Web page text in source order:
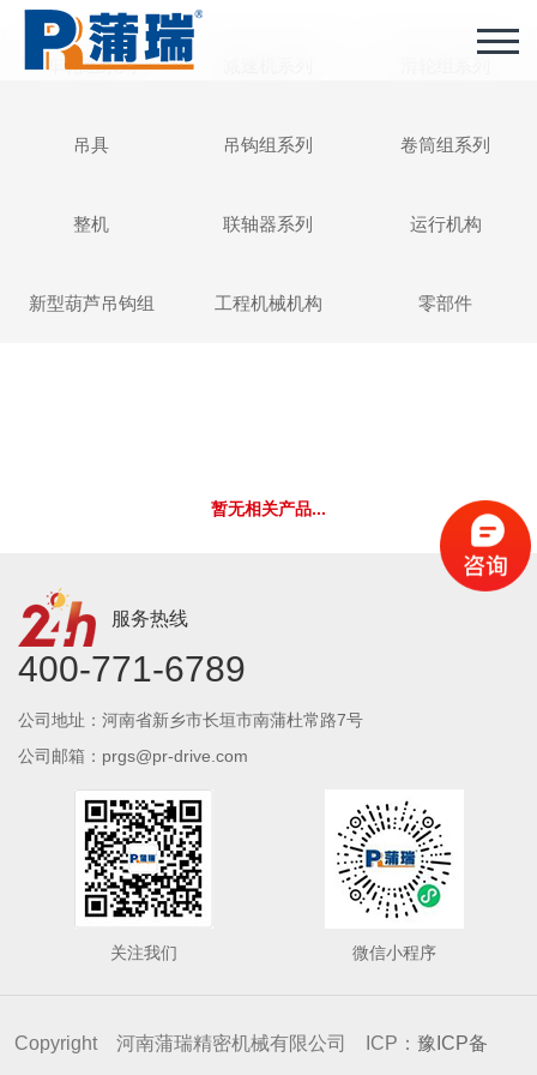
车轮组系列
吊具 吊钩组系列 卷筒组系列
整机 联轴器系列 运行机构
新型葫芦吊钩组 工程机械机构 零部件
暂无相关产品...
服务热线
400-771-6789
公司地址：河南省新乡市长垣市南蒲杜常路7号
公司邮箱：prgs@pr-drive.com
关注我们 微信小程序
Copyright 河南蒲瑞精密机械有限公司 ICP： 豫ICP备